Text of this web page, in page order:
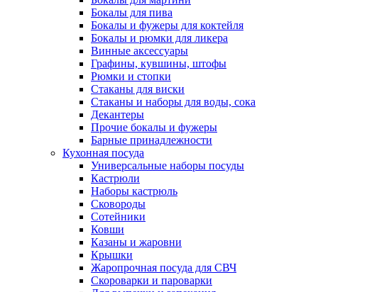
Бокалы для пива
Бокалы и фужеры для коктейля
Бокалы и рюмки для ликера
Винные аксессуары
Графины, кувшины, штофы
Рюмки и стопки
Стаканы для виски
Стаканы и наборы для воды, сока
Декантеры
Прочие бокалы и фужеры
Барные принадлежности
Кухонная посуда
Универсальные наборы посуды
Кастрюли
Наборы кастрюль
Сковороды
Сотейники
Ковши
Казаны и жаровни
Крышки
Жаропрочная посуда для СВЧ
Скороварки и пароварки